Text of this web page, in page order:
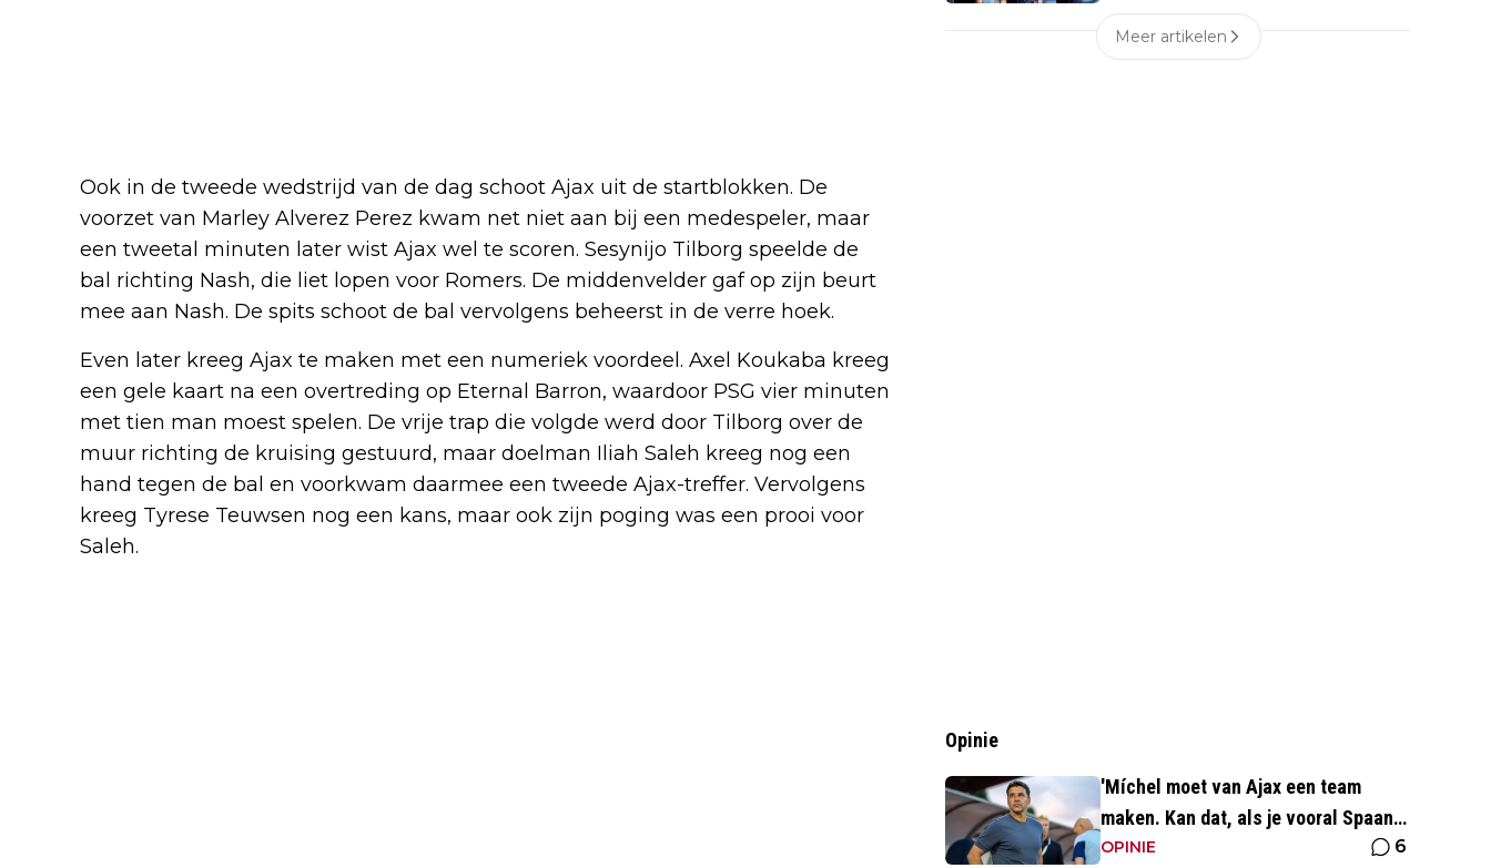
Ook in de tweede wedstrijd van de dag schoot Ajax uit de startblokken. De
voorzet van Marley Alverez Perez kwam net niet aan bij een medespeler, maar
een tweetal minuten later wist Ajax wel te scoren. Sesynijo Tilborg speelde de
bal richting Nash, die liet lopen voor Romers. De middenvelder gaf op zijn beurt
mee aan Nash. De spits schoot de bal vervolgens beheerst in de verre hoek.
Even later kreeg Ajax te maken met een numeriek voordeel. Axel Koukaba kreeg
een gele kaart na een overtreding op Eternal Barron, waardoor PSG vier minuten
met tien man moest spelen. De vrije trap die volgde werd door Tilborg over de
muur richting de kruising gestuurd, maar doelman Iliah Saleh kreeg nog een
hand tegen de bal en voorkwam daarmee een tweede Ajax-treffer. Vervolgens
kreeg Tyrese Teuwsen nog een kans, maar ook zijn poging was een prooi voor
Saleh.
Meer artikelen
Opinie
'Míchel moet van Ajax een team
maken. Kan dat, als je vooral Spaans
spreekt?'
OPINIE 6